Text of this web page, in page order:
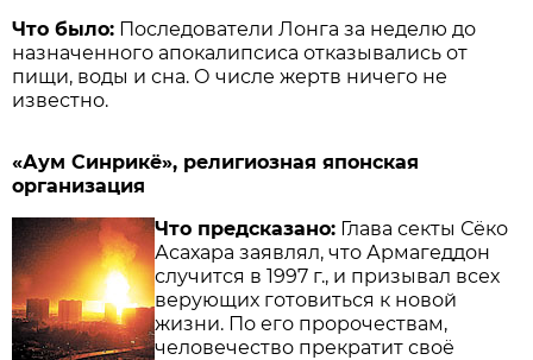
Что было: Последователи Лонга за неделю до
назначенного апокалипсиса отказывались от
пищи, воды и сна. О числе жертв ничего не
известно.
«Аум Синрикё», религиозная японская
организация
Что предсказано: Глава секты Сёко
Асахара заявлял, что Армагеддон
случится в 1997 г., и призывал всех
верующих готовиться к новой
жизни. По его пророчествам,
человечество прекратит своё